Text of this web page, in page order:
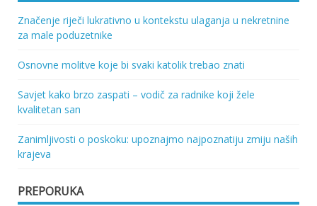
Značenje riječi lukrativno u kontekstu ulaganja u nekretnine
za male poduzetnike
Osnovne molitve koje bi svaki katolik trebao znati
Savjet kako brzo zaspati – vodič za radnike koji žele
kvalitetan san
Zanimljivosti o poskoku: upoznajmo najpoznatiju zmiju naših
krajeva
PREPORUKA